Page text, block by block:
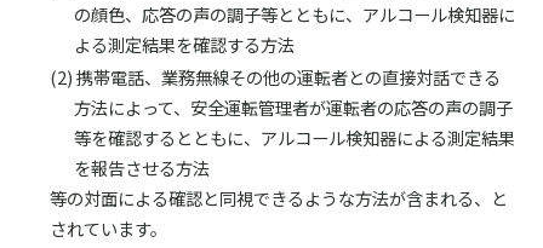
の顔色、応答の声の調子等とともに、アルコール検知器に
よる測定結果を確認する方法
携帯電話、業務無線その他の運転者との直接対話できる
方法によって、安全運転管理者が運転者の応答の声の調子
等を確認するとともに、アルコール検知器による測定結果
を報告させる方法
等の対面による確認と同視できるような方法が含まれる、と
されています。